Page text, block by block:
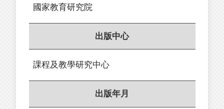
國家教育研究院
出版中心
課程及教學研究中心
出版年月